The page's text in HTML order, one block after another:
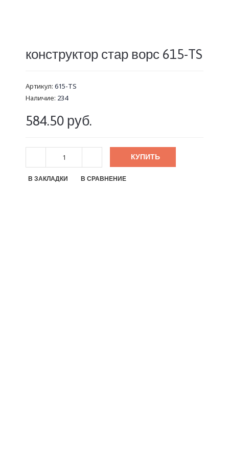
конструктор стар ворс 615-TS
Артикул: 615-TS
Наличие: 234
584.50 руб.
КУПИТЬ
В ЗАКЛАДКИ В СРАВНЕНИЕ